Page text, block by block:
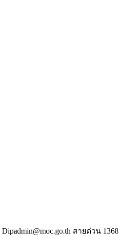
Dipadmin@moc.go.th สายด่วน 1368